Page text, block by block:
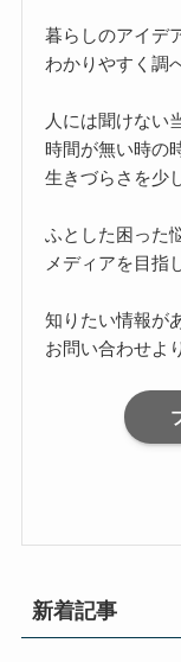
暮らしのアイデ
わかりやすく調
人には聞けない
時間が無い時の
生きづらさを少
ふとした困った
メディアを目指
知りたい情報が
お問い合わせよ
新着記事